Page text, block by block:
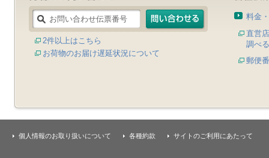
2件以上はこちら
お荷物のお届け遅延状況について
料金
直営
調べる
郵便
個人情報のお取り扱いについて 各種約款 サイトのご利用にあたって